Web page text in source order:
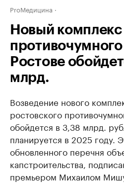
ProМедицина
Новый комплекс
противочумного
Ростове
млрд.
Возведение нового
ростовского
обойдется в 3,38 млрд.
планируется в 2025 году.
обновленного перечня
капстроительства,
премьером Михаилом